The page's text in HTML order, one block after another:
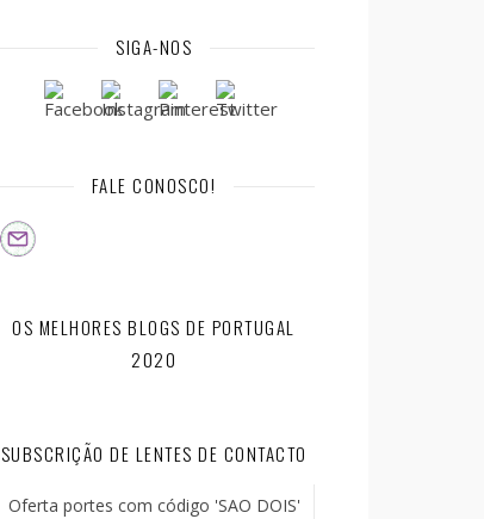
SIGA-NOS
FALE CONOSCO!
OS MELHORES BLOGS DE PORTUGAL
2020
SUBSCRIÇÃO DE LENTES DE CONTACTO
Oferta portes com código 'SAO DOIS'